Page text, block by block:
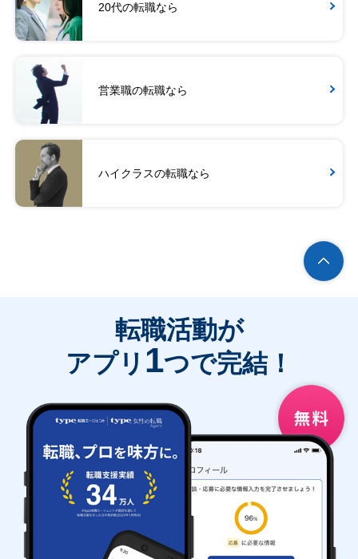
20代の転職なら
営業職の転職なら
ハイクラスの転職なら
転職活動が
アプリ 1つで完結！